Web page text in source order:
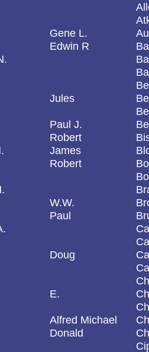
Gene L.
Edwin R
Jules
Paul J.
Robert
James
Robert
W.W.
Paul
Doug
E.
Alfred Michael
Donald